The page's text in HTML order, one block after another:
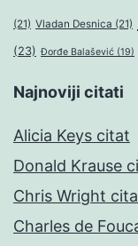
(21) Vladan Desnica (21)
(23) Đorđe Balašević (19)
Najnoviji citati
Alicia Keys citat
Donald Krause
Chris Wright
Charles de